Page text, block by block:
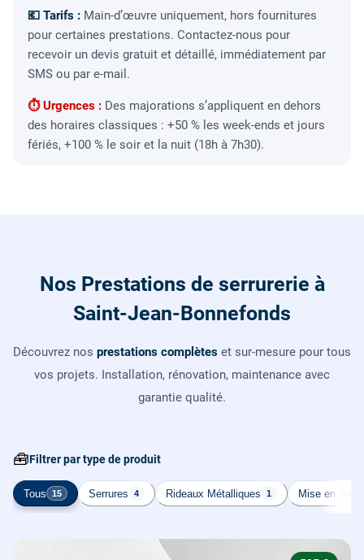
💶 Tarifs : Main-d’œuvre uniquement, hors fournitures
pour certaines prestations. Contactez-nous pour
recevoir un devis gratuit et détaillé, immédiatement par
SMS ou par e-mail.
⏱ Urgences : Des majorations s’appliquent en dehors
des horaires classiques : +50 % les week-ends et jours
fériés, +100 % le soir et la nuit (18h à 7h30).
Nos Prestations de serrurerie à
Saint-Jean-Bonnefonds
Découvrez nos prestations complètes et sur-mesure pour tous
vos projets. Installation, rénovation, maintenance avec
garantie qualité.
🧰Filtrer par type de produit
Tous 15 Serrures 4 Rideaux Métalliques 1 Mise en